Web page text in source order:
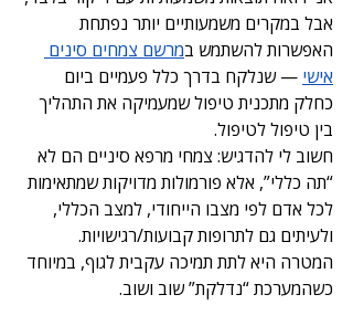
אבל במקרים משמעותיים יותר נפתחת
האפשרות להשתמש במרשם צמחים סינים
אישי — שנלקח בדרך כלל פעמיים ביום
כחלק מתכנית טיפול שמעמיקה את התהליך
בין טיפול לטיפול.
חשוב לי להדגיש: צמחי מרפא סיניים הם לא
“תה כללי”, אלא פורמולות מדויקות שמתאימות
לכל אדם לפי מצבו הייחודי, למצב הכללי,
ולעיתים גם לתרופות קבועות/רגישויות.
המטרה היא לתת תמיכה עקבית לגוף, במיוחד
כשהמערכת “נדלקת” שוב ושוב.